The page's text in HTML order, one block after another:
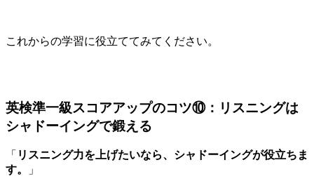
これからの学習に役立ててみてください。
英検準一級スコアアップのコツ⑩：リスニングは
シャドーイングで鍛える
「 リスニング力を上げたいなら、シャドーイングが役立ちま
す。
」